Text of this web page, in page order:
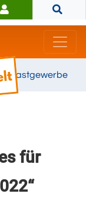
Gastgewerbe
für